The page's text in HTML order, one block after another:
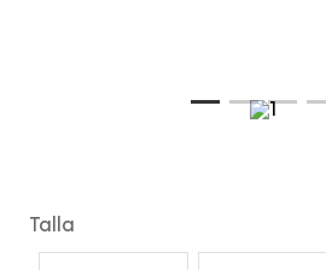
Talla